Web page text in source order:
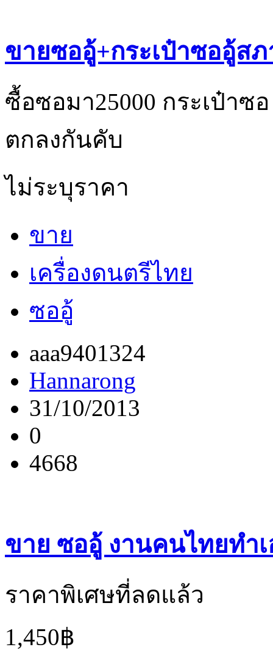
ขายซออู้+กระเป๋าซออู้ส
ซื้อซอมา25000 กระเป๋าซ
ตกลงกันคับ
ไม่ระบุราคา
ขาย
เครื่องดนตรีไทย
ซออู้
aaa9401324
Hannarong
31/10/2013
0
4668
ขาย ซออู้ งานคนไทยทำ
ราคาพิเศษที่ลดแล้ว
1,450฿